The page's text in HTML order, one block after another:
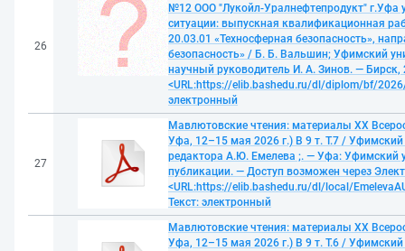
26
№12 ООО "Лукойл-Уралнефтепродукт" г.Уфа
ситуации: выпускная квалификационная
20.03.01 «Техносферная безопасность»,
безопасность» / Б. Б. Вальшин; Уфимский
научный руководитель И. А. Зинов. — Бирск,
<URL:https://elib.bashedu.ru/dl/diplom/bf/
электронный
27
Мавлютовские чтения: материалы XX
Уфа, 12–15 мая 2026 г.) В 9 т. Т.7 / Уфимский
редактора А.Ю. Емелева ;. — Уфа: Уфимский
публикации. — Доступ возможен через
<URL:https://elib.bashedu.ru/dl/local/
Текст: электронный
Мавлютовские чтения: материалы XX
Уфа, 12–15 мая 2026 г.) В 9 т. Т.6 / Уфимский